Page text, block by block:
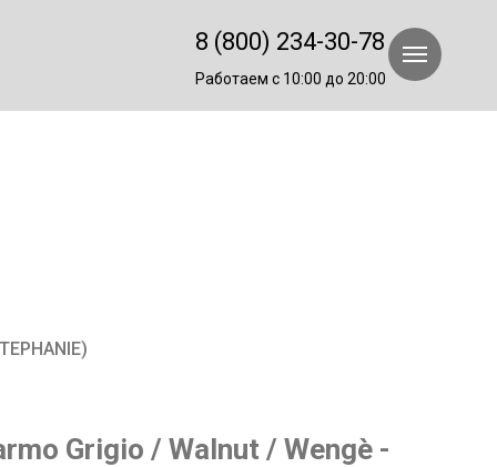
8 (800) 234-30-78
Работаем с 10:00 до 20:00
Grigio / Walnut / Wengè -